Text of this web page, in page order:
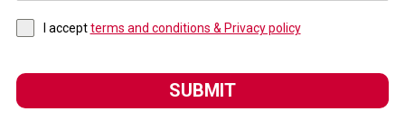
I acceptterms and conditions & Privacy policy
SUBMIT